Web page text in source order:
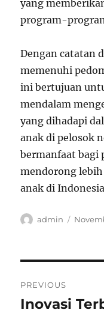
yang
program-
Dengan catatan
memenuhi
ini bertujuan
mendalam
yang dihadapi
anak di pelosok
bermanfaat bagi
mendorong
anak di
Author
admin
Posted
navigation
PREVIOUS
Previous
Inovasi